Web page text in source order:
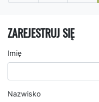
ZAREJESTRUJ SIĘ
Imię
Nazwisko